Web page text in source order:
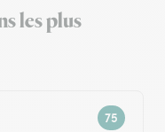
les plus